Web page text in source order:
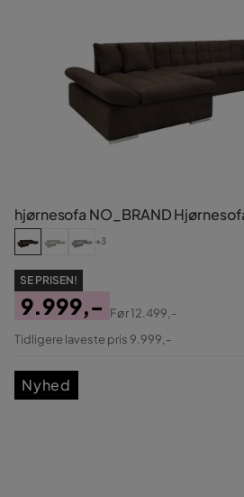
hjørnesofa NO_BRAND
+3
SE PRISEN!
Pris
9.999,-
Original
Før12.499,-
Tidligere laveste pris 9.999,-
Nyhed